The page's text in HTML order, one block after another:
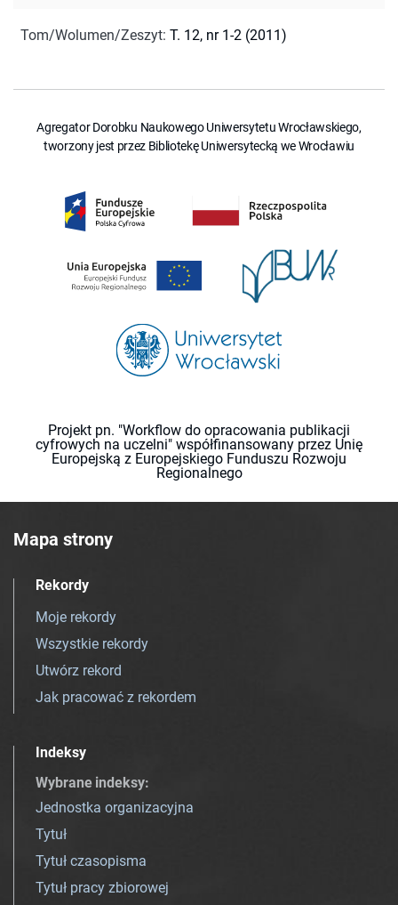
Tom/Wolumen/Zeszyt: T. 12, nr 1-2 (2011)
Agregator Dorobku Naukowego Uniwersytetu Wrocławskiego,
tworzony jest przez Bibliotekę Uniwersytecką we Wrocławiu
Projekt pn. "Workflow do opracowania publikacji
cyfrowych na uczelni" współfinansowany przez Unię
Europejską z Europejskiego Funduszu Rozwoju
Regionalnego
Mapa strony
Rekordy
Moje rekordy
Wszystkie rekordy
Utwórz rekord
Jak pracować z rekordem
Indeksy
Wybrane indeksy:
Jednostka organizacyjna
Tytuł
Tytuł czasopisma
Tytuł pracy zbiorowej